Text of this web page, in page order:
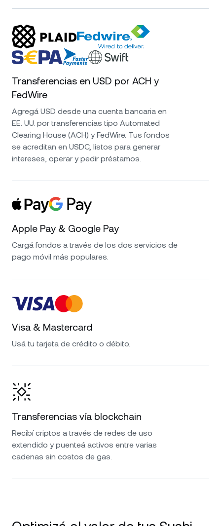
Transferencias en USD por ACH y
FedWire
Agregá USD desde una cuenta bancaria en
EE. UU. por transferencias tipo Automated
Clearing House (ACH) y FedWire. Tus fondos
se acreditan en USDC, listos para generar
intereses, operar y pedir préstamos.
Apple Pay & Google Pay
Cargá fondos a través de los dos servicios de
pago móvil más populares.
Visa & Mastercard
Usá tu tarjeta de crédito o débito.
Transferencias vía blockchain
Recibí criptos a través de redes de uso
extendido y puenteá activos entre varias
cadenas sin costos de gas.